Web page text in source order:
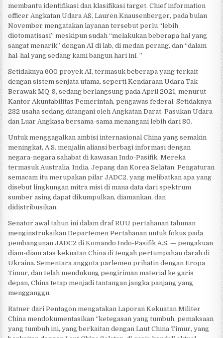
membantu identifikasi dan klasifikasi target. Chief information
officer Angkatan Udara AS, Lauren Knausenberger, pada bulan
November mengatakan layanan tersebut perlu “lebih
diotomatisasi” meskipun sudah “melakukan beberapa hal yang
sangat menarik” dengan AI di lab, di medan perang, dan “dalam
hal-hal yang sedang kami bangun hari ini. ”
Setidaknya 600 proyek AI, termasuk beberapa yang terkait
dengan sistem senjata utama, seperti Kendaraan Udara Tak
Berawak MQ-9, sedang berlangsung pada April 2021, menurut
Kantor Akuntabilitas Pemerintah, pengawas federal. Setidaknya
232 usaha sedang ditangani oleh Angkatan Darat. Pasukan Udara
dan Luar Angkasa bersama-sama menangani lebih dari 80.
Untuk menggagalkan ambisi internasional China yang semakin
meningkat, A.S. menjalin aliansi berbagi informasi dengan
negara-negara sahabat di kawasan Indo-Pasifik. Mereka
termasuk Australia, India, Jepang dan Korea Selatan. Pengaturan
semacam itu merupakan pilar JADC2, yang melibatkan apa yang
disebut lingkungan mitra misi di mana data dari spektrum
sumber asing dapat dikumpulkan, diamankan, dan
didistribusikan.
Senator awal tahun ini dalam draf RUU pertahanan tahunan
menginstruksikan Departemen Pertahanan untuk fokus pada
pembangunan JADC2 di Komando Indo-Pasifik A.S. — pengakuan
diam-diam atas kekuatan China di tengah pertumpahan darah di
Ukraina. Sementara anggota parlemen prihatin dengan Eropa
Timur, dan telah mendukung pengiriman material ke garis
depan, China tetap menjadi tantangan jangka panjang yang
mengganggu.
Ratner dari Pentagon mengatakan Laporan Kekuatan Militer
China mendokumentasikan “ketegasan yang tumbuh, pemaksaan
yang tumbuh ini, yang berkaitan dengan Laut China Timur, yang